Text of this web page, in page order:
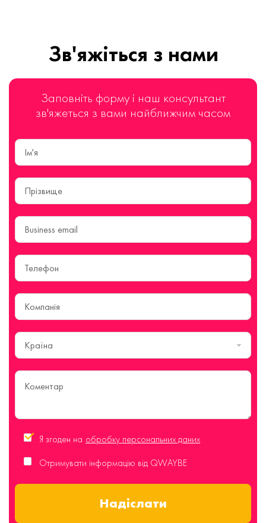
Зв'яжіться з нами
Заповніть форму і наш консультант
зв'яжеться з вами найближчим часом
Країна
Я згоден на обробку персональних даних
Отримувати інформацію від QWAYBE
Надіслати